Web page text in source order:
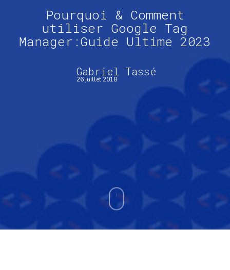
Pourquoi & Comment
utiliser Google Tag
Manager:Guide Ultime 2023
Gabriel Tassé
26 juillet 2018